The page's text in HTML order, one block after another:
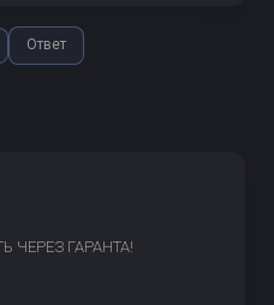
Ответ
ЧЕРЕЗ ГАРАНТА!